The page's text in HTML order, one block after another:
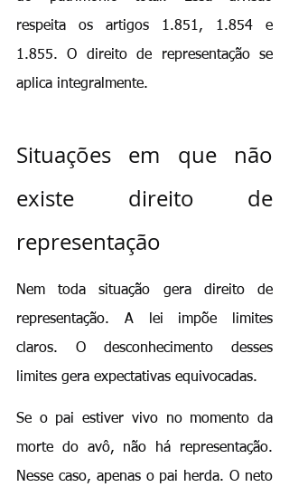
respeita os artigos 1.851, 1.854 e
1.855. O direito de representação se
aplica integralmente.
Situações em que não
existe direito de
representação
Nem toda situação gera direito de
representação. A lei impõe limites
claros. O desconhecimento desses
limites gera expectativas equivocadas.
Se o pai estiver vivo no momento da
morte do avô, não há representação.
Nesse caso, apenas o pai herda. O neto